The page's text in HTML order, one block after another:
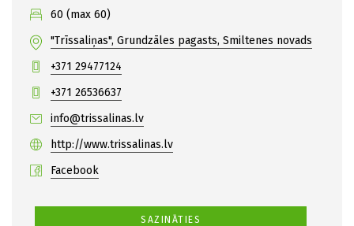
60 (max 60)
"Trīssaliņas", Grundzāles pagasts, Smiltenes novads
+371 29477124
+371 26536637
info@trissalinas.lv
http://www.trissalinas.lv
Facebook
SAZINĀTIES